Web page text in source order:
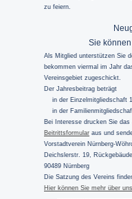
zu feiern.
Sie
Als Mitglied unterstützen Sie
bekommen viermal im Jahr
Vereinsgebiet zugeschickt.
Der Jahresbeitrag beträgt
in der Einzelmitgliedschaft
in der
Bei Interesse drucken Sie
Beitrittsformular aus und
Vorstadtverein Nürnberg-
Deichslerstr. 19, Rückgebäude
90489 Nürnberg
Die Satzung des Vereins
Hier können Sie mehr über